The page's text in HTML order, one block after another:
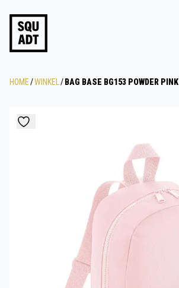
HOME/WINKEL / BAG BASE BG153 POWDER PINK